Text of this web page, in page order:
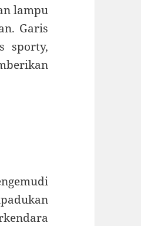
lampu
Garis
sporty,